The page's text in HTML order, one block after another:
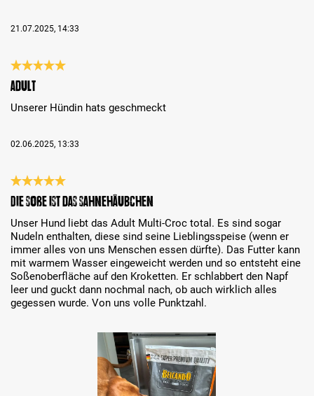
21.07.2025, 14:33
Évaluation avec une note de 5 sur 5 étoiles
Adult
Unserer Hündin hats geschmeckt
02.06.2025, 13:33
Évaluation avec une note de 5 sur 5 étoiles
Die Soße ist das Sahnehäubchen
Unser Hund liebt das Adult Multi-Croc total. Es sind sogar
Nudeln enthalten, diese sind seine Lieblingsspeise (wenn er
immer alles von uns Menschen essen dürfte). Das Futter kann
mit warmem Wasser eingeweicht werden und so entsteht eine
Soßenoberfläche auf den Kroketten. Er schlabbert den Napf
‎leer und guckt dann nochmal nach, ob auch wirklich alles
gegessen wurde. Von uns volle Punktzahl.
Bildergalerie überspringen